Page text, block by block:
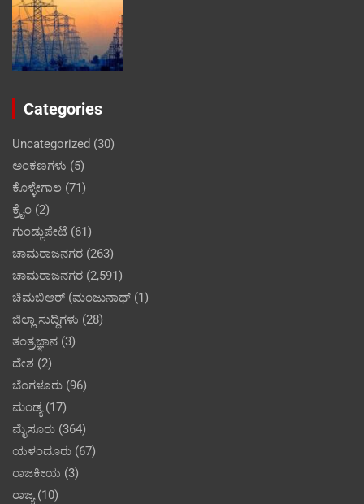
Categories
Uncategorized (30)
ಅಂಕಣಗಳು (5)
ಕೊಳ್ಳೇಗಾಲ (71)
ಕ್ರೈಂ (2)
ಗುಂಡ್ಲುಪೇಟೆ (61)
ಚಾಮರಾಜನಗರ (263)
ಚಾಮರಾಜನಗರ (2,591)
ಚಿಮಬಿಆರ್ (ಮಂಜುನಾಥ್ (1)
ಜಿಲ್ಲಾ ಸುದ್ದಿಗಳು (28)
ತಂತ್ರಜ್ಞಾನ (3)
ದೇಶ (2)
ಬೆಂಗಳೂರು (96)
ಮಂಡ್ಯ(17)
ಮೈಸೂರು (364)
ಯಳಂದೂರು (67)
ರಾಜಕೀಯ (3)
ರಾಜ್ಯ(10)